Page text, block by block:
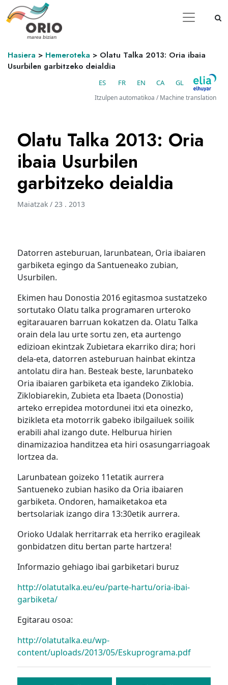
Hasiera > Hemeroteka > Olatu Talka 2013: Oria ibaia
Usurbilen garbitzeko deialdia
ES FR EN CA GL
Itzulpen automatikoa / Machine translation
Olatu Talka 2013: Oria
ibaia Usurbilen
garbitzeko deialdia
Maiatzak / 23 . 2013
Datorren asteburuan, larunbatean, Oria ibaiaren
garbiketa egingo da Santueneako zubian,
Usurbilen.
Ekimen hau Donostia 2016 egitasmoa sustatzeko
sortutako Olatu talka programaren urteroko
egitarauaren barruan kokatzen da. Olatu Talka
orain dela lau urte sortu zen, eta aurtengo
edizioan ekintzak Zubietara ekarriko dira; hori
dela-eta, datorren asteburuan hainbat ekintza
antolatu dira han. Besteak beste, larunbateko
Oria ibaiaren garbiketa eta igandeko Ziklobia.
Ziklobiarekin, Zubieta eta Ibaeta (Donostia)
arteko errepidea motordunei itxi eta oinezko,
bizikleta eta motorrik gabeko ibilgailuek soilik
erabili ahal izango dute. Helburua hirien
dinamizazioa handitzea eta hiri osasungarriagoak
lortzea da.
Larunbatean goizeko 11etatik aurrera
Santueneko zubian hasiko da Oria ibaiaren
garbiketa. Ondoren, hamaiketakoa eta
bertsolariak izango dira 13:30etik aurrera.
Orioko Udalak herritarrak eta herriko eragileak
gonbidatzen ditu bertan parte hartzera!
Informazio gehiago ibai garbiketari buruz
http://olatutalka.eu/eu/parte-hartu/oria-ibai-
garbiketa/
Egitarau osoa:
http://olatutalka.eu/wp-
content/uploads/2013/05/Eskuprograma.pdf
Bidalketetan